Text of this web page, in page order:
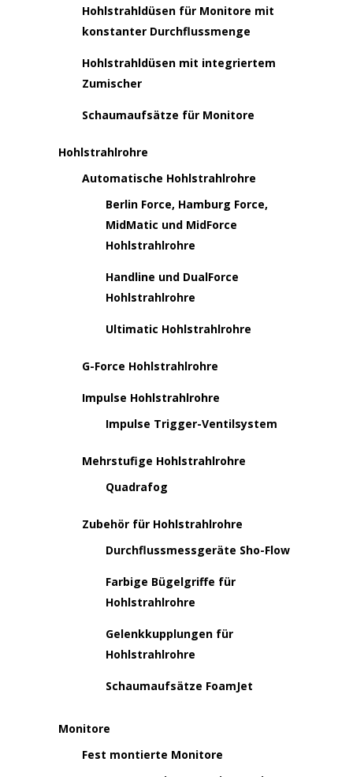
Hohlstrahldüsen für Monitore mit
konstanter Durchflussmenge
Hohlstrahldüsen mit integriertem
Zumischer
Schaumaufsätze für Monitore
Hohlstrahlrohre
Automatische Hohlstrahlrohre
Berlin Force, Hamburg Force,
MidMatic und MidForce
Hohlstrahlrohre
Handline und DualForce
Hohlstrahlrohre
Ultimatic Hohlstrahlrohre
G-Force Hohlstrahlrohre
Impulse Hohlstrahlrohre
Impulse Trigger-Ventilsystem
Mehrstufige Hohlstrahlrohre
Quadrafog
Zubehör für Hohlstrahlrohre
Durchflussmessgeräte Sho-Flow
Farbige Bügelgriffe für
Hohlstrahlrohre
Gelenkkupplungen für
Hohlstrahlrohre
Schaumaufsätze FoamJet
Monitore
Fest montierte Monitore